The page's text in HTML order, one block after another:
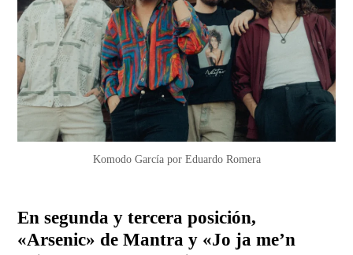
Komodo García por Eduardo Romera
En segunda y tercera posición,
«Arsenic» de Mantra y «Jo ja me’n